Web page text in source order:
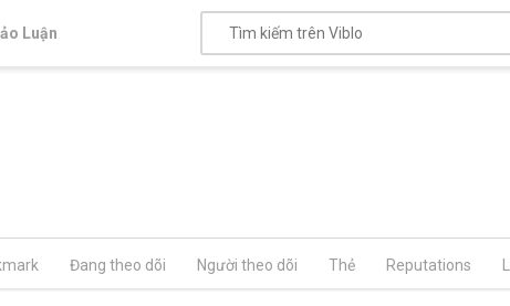
Luận
Đang theo dõi Người theo dõi Thẻ Reputations